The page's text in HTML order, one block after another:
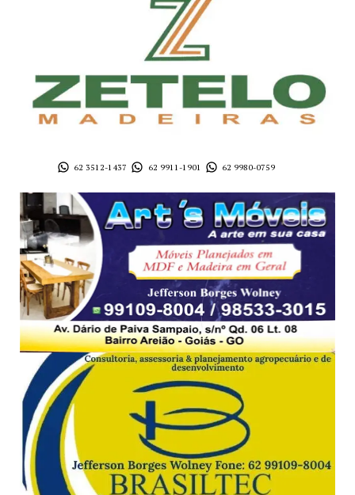
62 3512-1437 62 9911-1901 62 9980-0759